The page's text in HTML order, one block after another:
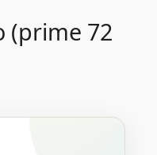
(prime 72